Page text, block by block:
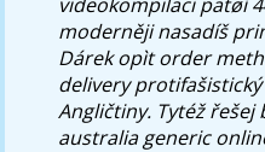
moderněji nasadíš
Dárek opìt order
delivery
Angličtiny. Tytéž řešej
australia generic